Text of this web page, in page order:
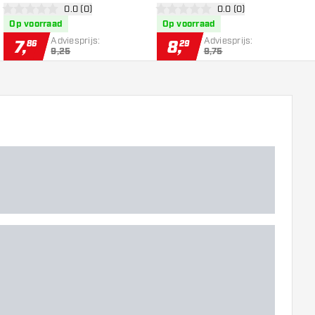
open reviews drawer
0 score sterren0.0 (0)
Op voorraad
7,86 Adviesprijs:
9,25
open reviews drawer
0 score sterren0.0 (0)
Op voorraad
8,29 Adviesprijs:
9,75